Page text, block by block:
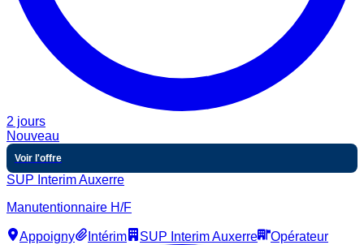
2 jours
Nouveau
Voir l'offre
SUP Interim Auxerre
Manutentionnaire H/F
Appoigny Intérim SUP Interim Auxerre Opérateur